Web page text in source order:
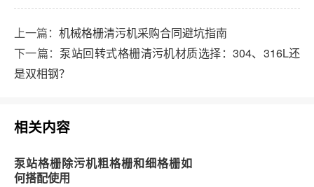
上一篇： 机械格栅清污机采购合同避坑指南
下一篇： 泵站回转式格栅清污机材质选择：304、316L还
是双相钢？
相关内容
泵站格栅除污机粗格栅和细格栅如
何搭配使用